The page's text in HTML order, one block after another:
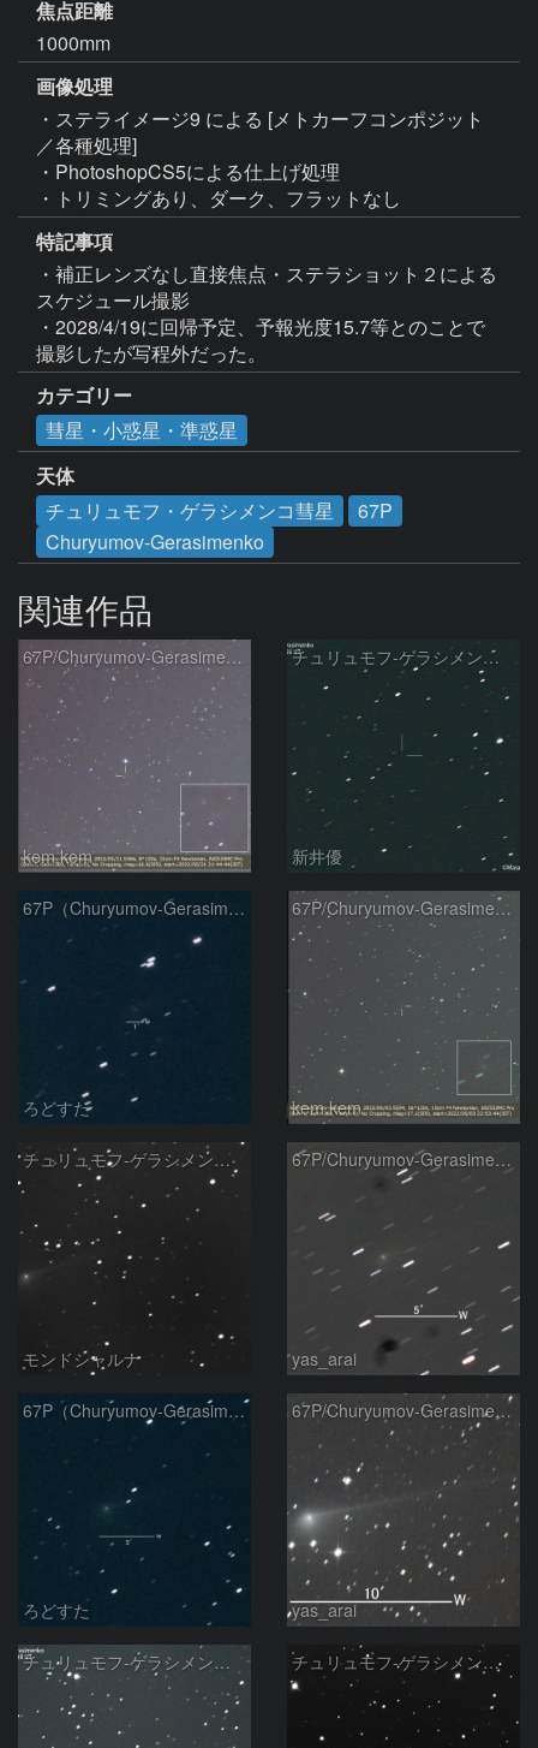
焦点距離
1000mm
画像処理
・ステライメージ9 による [メトカーフコンポジット
／各種処理]
・PhotoshopCS5による仕上げ処理
・トリミングあり、ダーク、フラットなし
特記事項
・補正レンズなし直接焦点・ステラショット２による
スケジュール撮影
・2028/4/19に回帰予定、予報光度15.7等とのことで
撮影したが写程外だった。
カテゴリー
彗星・小惑星・準惑星
天体
チュリュモフ・ゲラシメンコ彗星
67P
Churyumov-Gerasimenko
関連作品
67P/Churyumov-Gerasimenko
kem.kem
チュリュモフ-ゲラシメンコ彗星( 67P)：2022/05/03
新井優
67P（Churyumov-Gerasimenko）
ろどすた
67P/Churyumov-Gerasimenko
kem.kem
チュリュモフ‐ゲラシメンコ彗星
モンドシャルナ
67P/Churyumov-Gerasimenko彗星
yas_arai
67P（Churyumov-Gerasimenko）
ろどすた
67P/Churyumov-Gerasimenko彗星
yas_arai
チュリュモフ-ゲラシメンコ彗星( 67P)：2022/03/06 チュリュモフ‐ゲラシメンコ彗星